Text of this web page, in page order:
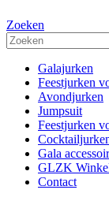
Zoeken
Galajurken
Feestjurken
Avondjurken
Jumpsuit
Feestjurken
Gala
GLZK
Contact